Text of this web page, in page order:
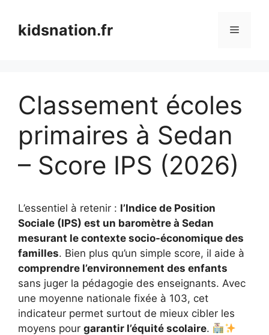
contenukidsnation.fr Menu
Classement écoles
primaires à Sedan
– Score IPS (2026)
L’essentiel à retenir : l’Indice de Position
Sociale (IPS) est un baromètre à Sedan
mesurant le contexte socio-économique des
familles. Bien plus qu’un simple score, il aide à
comprendre l’environnement des enfants
sans juger la pédagogie des enseignants. Avec
une moyenne nationale fixée à 103, cet
indicateur permet surtout de mieux cibler les
moyens pour garantir l’équité scolaire.